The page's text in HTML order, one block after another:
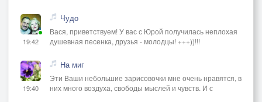
19:42
Чудо
Вася, приветствуем! У вас с Юрой получилась неплохая
душевная песенка, друзья - молодцы! +++))!!!
19:40
На миг
Эти Ваши небольшие зарисовочки мне очень нравятся, в
них много воздуха, свободы мыслей и чувств. И с